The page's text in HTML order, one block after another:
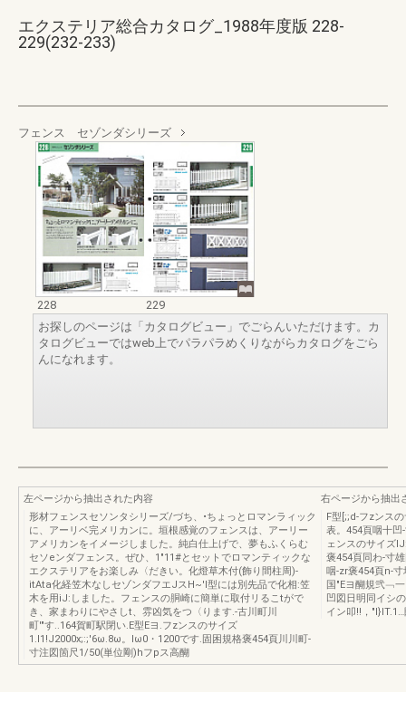
エクステリア総合カタログ_1988年度版 228-
229(232-233)
フェンス セゾンダシリーズ
228
229
お探しのページは「カタログビュー」でごらんいただけます。カ
タログビューではweb上でパラパラめくりながらカタログをごら
んになれます。
左ページから抽出された内容
形材フェンスセソンタシリーズ/づち、•ちょっとロマンラィック
に、アーリベ完メリカンに。垣根感覚のフェンスは、アーリー
アメリカンをイメージしました。純白仕上げで、夢もふくらむ
セソeンダフェンス。ぜひ、1"11#とセットでロマンティックな
エクステリアをお楽しみ〈だきい。化燈草木付(飾り間柱周)-
itAta化経笠木なしセゾンダフエJスH~'I型には別先品で化相:笠
木を用iJ:しました。フェンスの胴崎に簡単に取付リるこtがで
き、家まわりにやさしt、雰凶気をつ〈ります.-古川町川
町'"す..164賀町駅閉い.E型Eヨ.フzンスのサイズ
1.l1!J2000x;:;'6ω.8ω。lω0・1200です.固困規格褒454頁川川町-
寸注図箇尺1/50(単位剛)hフpス高醐
右ページから抽出
F型[;;d-フzンス
表。454頁咽十
ェンスのサイズ
褒454頁同わ-寸
咽-zr褒454頁n-
国"Eヨ醐規弐﹁
凹図日明同イシ
イン叩!!，